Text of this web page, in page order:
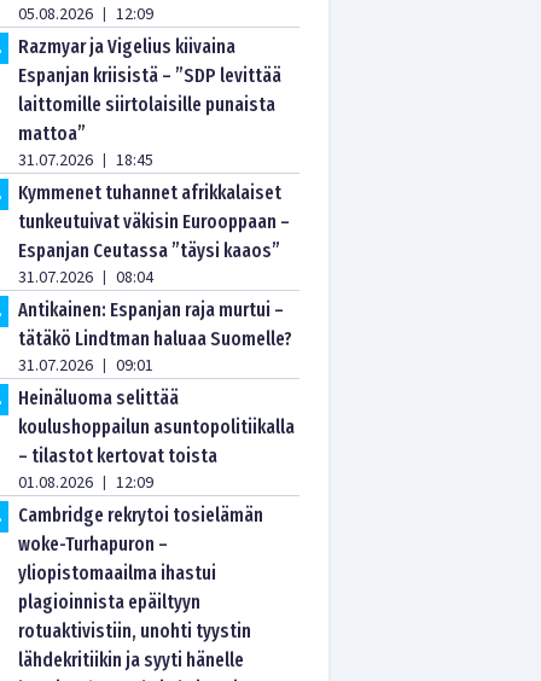
05.08.2026 | 12:09
Razmyar ja Vigelius kiivaina
Espanjan kriisistä – ”SDP levittää
laittomille siirtolaisille punaista
mattoa”
31.07.2026 | 18:45
.
Kymmenet tuhannet afrikkalaiset
tunkeutuivat väkisin Eurooppaan –
Espanjan Ceutassa ”täysi kaaos”
31.07.2026 | 08:04
Antikainen: Espanjan raja murtui –
tätäkö Lindtman haluaa Suomelle?
31.07.2026 | 09:01
Heinäluoma selittää
koulushoppailun asuntopolitiikalla
– tilastot kertovat toista
01.08.2026 | 12:09
Cambridge rekrytoi tosielämän
woke-Turhapuron –
yliopistomaailma ihastui
plagioinnista epäiltyyn
rotuaktivistiin, unohti tyystin
lähdekritiikin ja syyti hänelle